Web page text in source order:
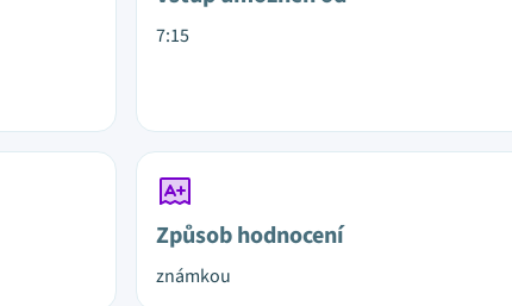
7:15
Způsob hodnocení
známkou